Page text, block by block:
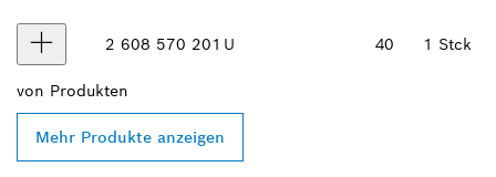
2 608 570 201 U 40 1 Stck
von Produkten
Mehr Produkte anzeigen